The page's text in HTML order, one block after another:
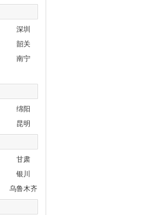
深圳
韶关
南宁
绵阳
昆明
甘肃
银川
乌鲁木齐